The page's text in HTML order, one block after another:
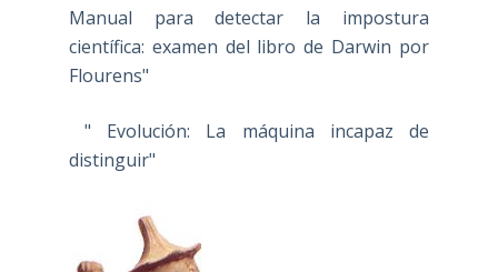
Manual para detectar la impostura
científica: examen del libro de Darwin por
Flourens"
" Evolución: La máquina incapaz de
distinguir"